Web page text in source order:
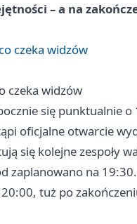
– a na
czeka widzów
czeka widzów
się punktualnie
oficjalne otwarcie
się kolejne zespoły
zaplanowano na
tuż po